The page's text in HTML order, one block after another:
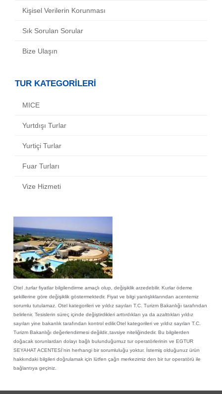
Kişisel Verilerin Korunması
Sık Sorulan Sorular
Bize Ulaşın
TUR KATEGORİLERİ
MICE
Yurtdışı Turlar
Yurtiçi Turlar
Fuar Turları
Vize Hizmeti
Otel ,turlar fiyatlar bilgilendirme amaçlı olup, değişiklik arzedebilir. Kurlar ödeme
şekillerine göre değişiklik göstermektedir. Fiyat ve bilgi yanlışlıklarından acentemiz
sorumlu tutulamaz. Otel kategorileri ve yıldız sayıları T.C. Turizm Bakanlığı tarafından
belirlenir. Tesislerin süreç içinde değiştirdikleri arttırdıkları ya da azalttıkları yıldız
sayıları yine bakanlık tarafından kontrol edilir.Otel kategorileri ve yıldız sayıları T.C.
Turizm Bakanlığı değerlendirmesi değildir.,tavsiye niteliğindedir. Bu bilgilerden
doğacak sorunlardan dolayı bağlı bulunduğumuz tur operatörlerinin ve EGTUR
SEYAHAT ACENTESİ’nin herhangi bir sorumluluğu yoktur. İstemiş olduğunuz ürün
hakkındaki bilgileri doğrulamak için lütfen çağrı merkezimiz den bir tur operatörü ile
bağlantıya geçiniz.